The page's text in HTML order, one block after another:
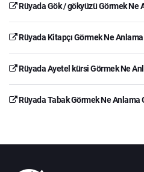
Rüyada Gök / gökyüzü Görmek Ne
Rüyada Kitapçı Görmek Ne
Rüyada Ayetel kürsi Görmek Ne
Rüyada Tabak Görmek Ne Anlama